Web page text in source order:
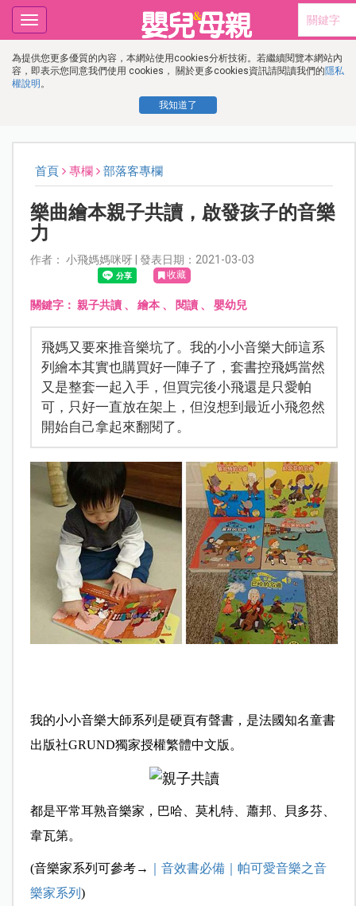
為提供您更多優質的內容，本網站使用cookies分析技術。若繼續閱覽本網站內
容，即表示您同意我們使用 cookies， 關於更多cookies資訊請閱讀我們的隱私
權說明 。
我知道了
Toggle
navigation
首頁 專欄 部落客專欄
樂曲繪本親子共讀，啟發孩子的音樂
力
作者： 小飛媽媽咪呀 | 發表日期：2021-03-03
收藏
關鍵字： 親子共讀、 繪本、 閱讀、 嬰幼兒
飛媽又要來推音樂坑了。我的小小音樂大師這系
列繪本其實也購買好一陣子了，套書控飛媽當然
又是整套一起入手，但買完後小飛還是只愛帕
可，只好一直放在架上，但沒想到最近小飛忽然
開始自己拿起來翻閱了。
我的小小音樂大師系列是硬頁有聲書，是法國知名童書
出版社GRUND獨家授權繁體中文版。
都是平常耳熟音樂家，巴哈、莫札特、蕭邦、貝多芬、
韋瓦第。
(音樂家系列可參考→
｜音效書必備｜帕可愛音樂之音
樂家系列 )